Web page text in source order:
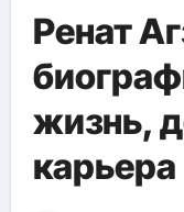
Ренат
жизнь,
карьера